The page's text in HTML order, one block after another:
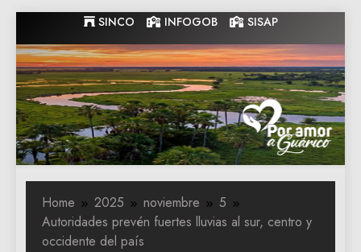
to
content
SINCO INFOGOB SISAP
Gobernacion
de Guarico
Gobernacion de Guarico
Home 2025 noviembre
5
Autoridades prevén fuertes lluvias al sur, centro y
occidente del país